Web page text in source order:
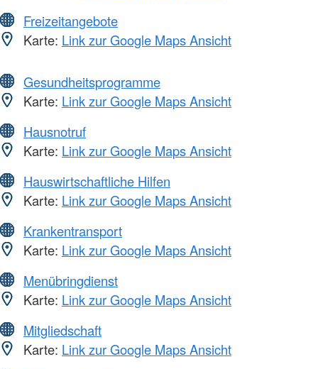
Freizeitangebote
Karte: Link zur Google Maps Ansicht
Gesundheitsprogramme
Karte: Link zur Google Maps Ansicht
Hausnotruf
Karte: Link zur Google Maps Ansicht
Hauswirtschaftliche Hilfen
Karte: Link zur Google Maps Ansicht
Krankentransport
Karte: Link zur Google Maps Ansicht
Menübringdienst
Karte: Link zur Google Maps Ansicht
Mitgliedschaft
Karte: Link zur Google Maps Ansicht